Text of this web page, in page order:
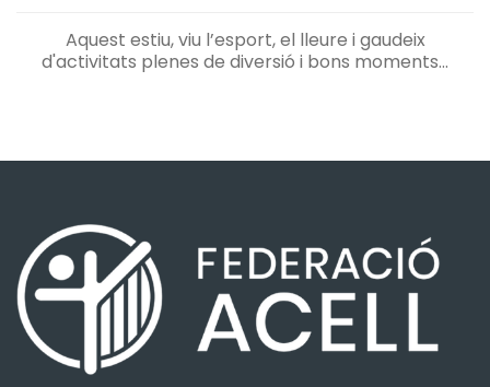
Aquest estiu, viu l’esport, el lleure i gaudeix
d'activitats plenes de diversió i bons moments...